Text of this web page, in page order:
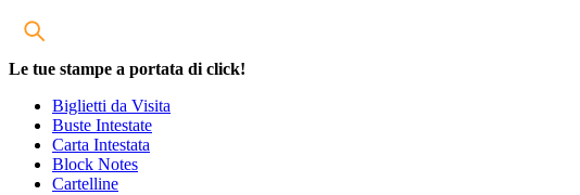
Le tue stampe a portata di click!
Biglietti da Visita
Buste Intestate
Carta Intestata
Block Notes
Cartelline